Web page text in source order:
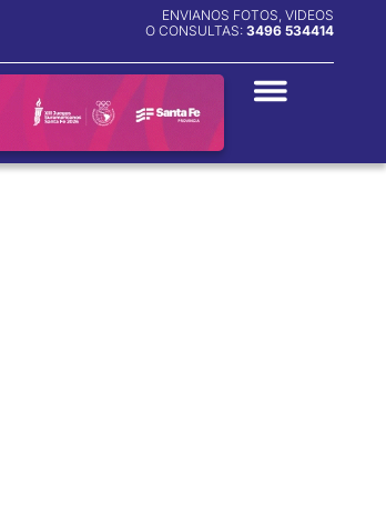
ENVIANOS FOTOS, VIDEOS
O CONSULTAS: 3496 534414